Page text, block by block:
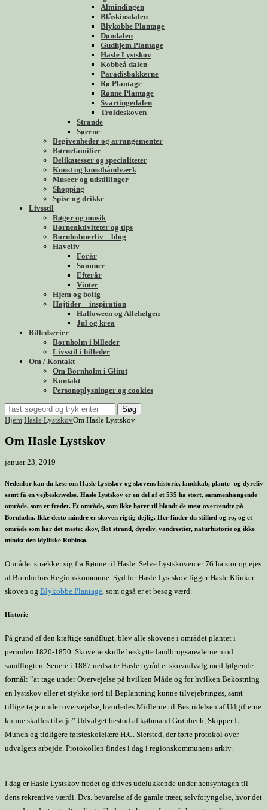
Almindingen
Blåskinsdalen
Blykobbe Plantage
Døndalen
Gudhjem Plantage
Hasle Lystskov
Kobbeå dalen
Paradisbakkerne
Rø Plantage
Rønne Plantage
Svartingedalen
Troldeskoven
Strande
Søerne
Begivenheder og arrangementer
Børnefamilier
Delikatesser og specialiteter
Kunst og kunsthåndværk
Museer og udstillinger
Shopping
Spise og drikke
Livsstil
Bøger og musik
Børneaktiviteter og tips
Bornholmerliv – blog
Haveliv
Forår
Sommer
Efterår
Vinter
Hjem og bolig
Højtider – inspiration
Halloween og Allehelgen
Jul og krea
Billedserier
Bornholm i billeder
Livsstil i billeder
Om / Kontakt
Om Bornholm i Glimt
Kontakt
Personoplysninger og cookies
Søg
Hjem Hasle LystskovOm Hasle Lystskov
Om Hasle Lystskov
januar 23, 2019
Nedenfor kan du læse om Hasle Lystskov og skovens historie, landskab, plante- og dyreliv
samt få en vejbeskrivelse. Hasle Lystskov er en del af et 535 ha stort, sammenhængende
område, som er fredet. Et område, som ikke hører til blandt de mest overrendte på
Bornholm. Ikke desto mindre er skoven rigtig dejlig. Her finder du stilhed og ro, og et
område som har det meste: skov, flot strand, dyreliv, vandrestier, naturhistorie og ikke
mindst den idylliske Rubinsø.
Området strækker sig fra Rønne til Hasle. Selve Lystskoven er 76 ha stor og ejes
af Bornholms Regionskommune. Syd for Hasle Lystskov ligger Hasle Klinker
skoven og Blykobbe Plantage, som også er et besøg værd.
Historie
På grund af den kraftige sandflugt, blev alle skovene i området plantet i
perioden 1820-1850. Skovene skulle beskytte landbrugsarealerne mod
sandflugten. Senere i 1887 nedsatte Hasle byråd et skovudvalg med følgende
formål: “at tage under Overvejelse på hvilken Måde og for hvilken Bekostning
en lystskov eller et stykke jord til Beplantning kunne tilvejebringes, samt
tillige tage under overvejelse, hvorledes Midlerne til Bestridelsen af Udgifterne
kunne skaffes tilveje” Udvalget bestod af købmand Grønbech, Skipper L.
Munch og tidligere førsteskolelære H.C. Siersted, der førte protokol over
udvalgets arbejde. Protokollen findes i dag i regionskommunens arkiv.
I dag er Hasle Lystskov fredet og drives udelukkende under hensyntagen til
dens rekreative værdi. Dvs. bevarelse af de gamle træer, selvforyngelse, hvor det